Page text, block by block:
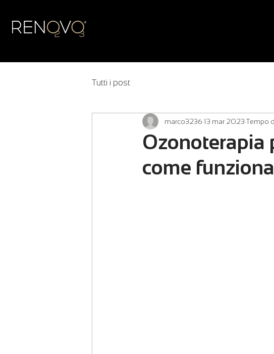
Tutti i post
Ozonoterapia
come
marco3236 13 mar 2023 Tempo